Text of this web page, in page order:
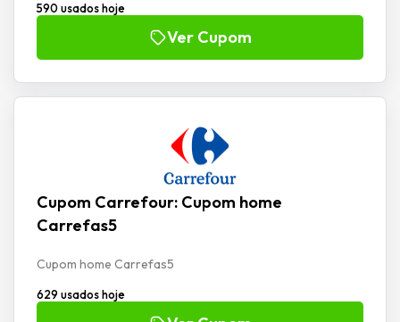
590 usados hoje
Ver Cupom
Cupom Carrefour: Cupom home
Carrefas5
Cupom home Carrefas5
629 usados hoje